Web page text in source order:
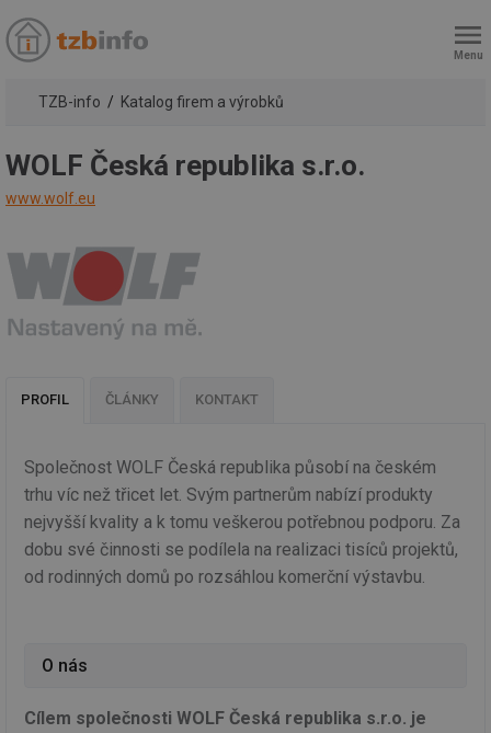
Menu
TZB-info Katalog firem a výrobků
WOLF Česká republika s.r.o.
www.wolf.eu
PROFIL ČLÁNKY KONTAKT
Společnost WOLF Česká republika působí na českém
trhu víc než třicet let. Svým partnerům nabízí produkty
nejvyšší kvality a k tomu veškerou potřebnou podporu. Za
dobu své činnosti se podílela na realizaci tisíců projektů,
od rodinných domů po rozsáhlou komerční výstavbu.
O nás
Cílem společnosti WOLF Česká republika s.r.o. je